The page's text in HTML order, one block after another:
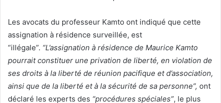
Les avocats du professeur Kamto ont indiqué que cette
assignation à résidence surveillée, est
“illégale”. “L’assignation à résidence de Maurice Kamto
pourrait constituer une privation de liberté, en violation de
ses droits à la liberté de réunion pacifique et d’association,
ainsi que de la liberté et à la sécurité de sa personne”, ont
déclaré les experts des “procédures spéciales”, le plus